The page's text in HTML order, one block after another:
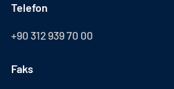
Telefon
+90 312 939 70 00
Faks